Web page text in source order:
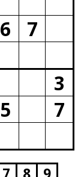
6
7
3
5
7